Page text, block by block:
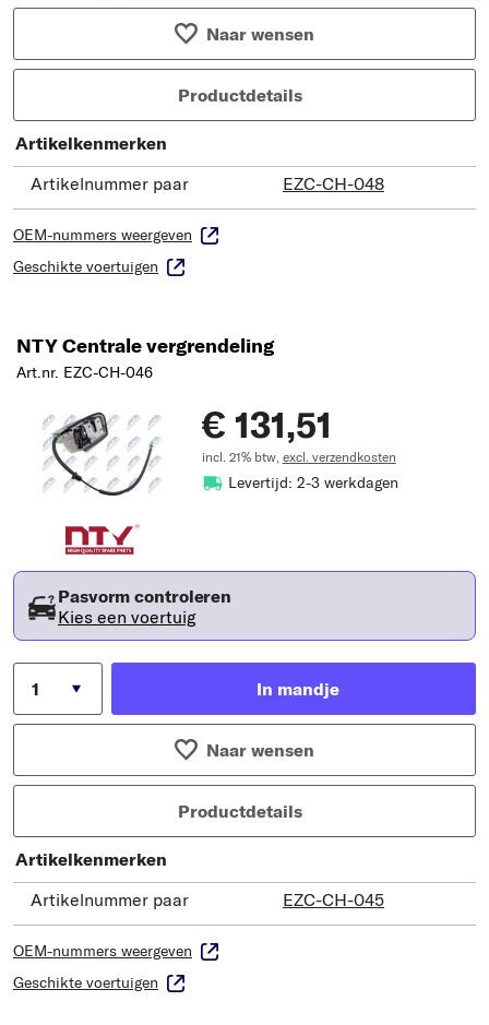
Naar wensen
Productdetails
Artikelkenmerken
Artikelnummer paar
EZC-CH-048
OEM-nummers weergeven
Geschikte voertuigen
NTY Centrale vergrendeling
Art.nr. EZC-CH-046
€ 131,51
incl. 21% btw, excl. verzendkosten
Levertijd: 2-3 werkdagen
Pasvorm controleren
Kies een voertuig
In mandje
Naar wensen
Productdetails
Artikelkenmerken
Artikelnummer paar
EZC-CH-045
OEM-nummers weergeven
Geschikte voertuigen